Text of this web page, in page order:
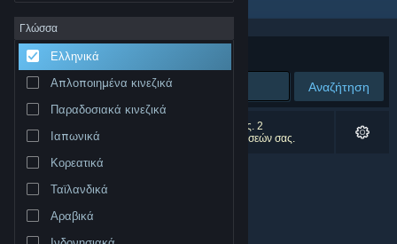
Σχετικά
Υποστήριξη
Αλλαγή γλώσσας
Προβολή ιστοσελίδας για υπολογιστές
Γλώσσα
Ελληνικά
Απλοποιημένα κινεζικά
Παραδοσιακά κινεζικά
Ιαπωνικά
Κορεατικά
Ταϊλανδικά
Αραβικά
Ταξινόμηση ανά
Αναζήτηση
0 αποτελέσματα ταιριάζουν με την αναζήτησή σας. 2
αποτελέσματα αποκλείστηκαν βάσει των προτιμήσεών σας.